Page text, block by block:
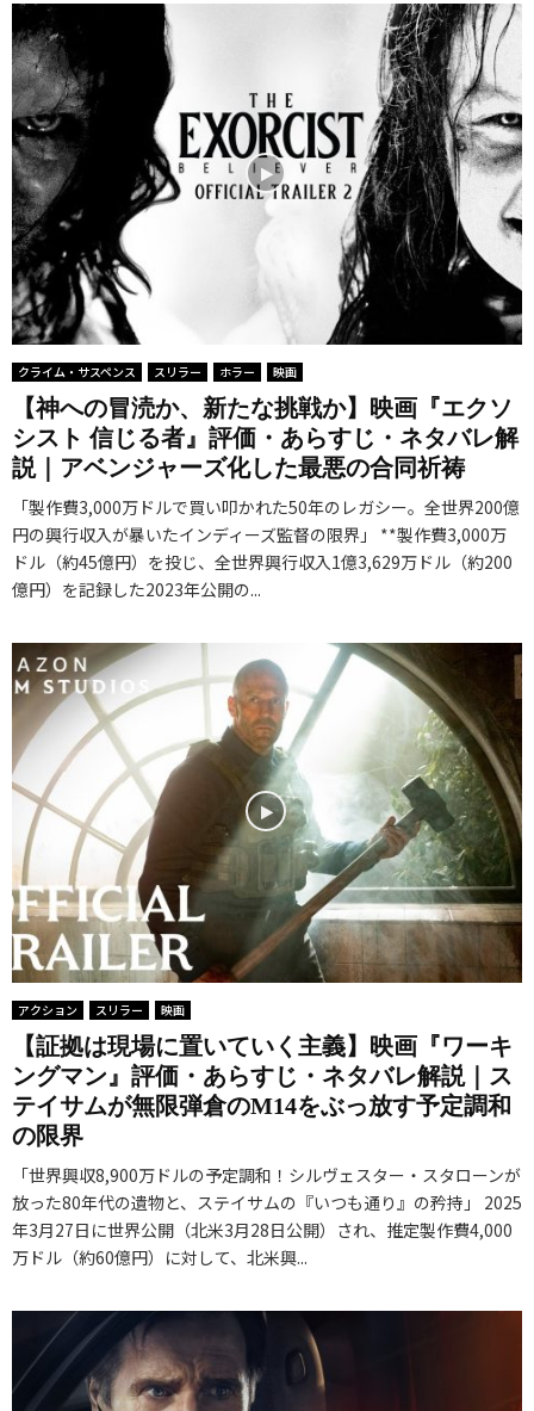
クライム・サスペンス スリラー ホラー 映画
【神への冒涜か、新たな挑戦か】映画『エクソ
シスト 信じる者』評価・あらすじ・ネタバレ解
説｜アベンジャーズ化した最悪の合同祈祷
「製作費3,000万ドルで買い叩かれた50年のレガシー。全世界200億
円の興行収入が暴いたインディーズ監督の限界」 **製作費3,000万
ドル（約45億円）を投じ、全世界興行収入1億3,629万ドル（約200
億円）を記録した2023年公開の...
アクション スリラー 映画
【証拠は現場に置いていく主義】映画『ワーキ
ングマン』評価・あらすじ・ネタバレ解説｜ス
テイサムが無限弾倉のM14をぶっ放す予定調和
の限界
「世界興収8,900万ドルの予定調和！シルヴェスター・スタローンが
放った80年代の遺物と、ステイサムの『いつも通り』の矜持」 2025
年3月27日に世界公開（北米3月28日公開）され、推定製作費4,000
万ドル（約60億円）に対して、北米興...